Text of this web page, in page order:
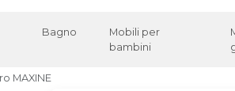
Bagno
Mobili per
bambini
MAXINE